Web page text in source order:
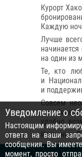
Курорт
Каждую
Лучше
на один из
Те, кто
и
и
Совсем
удобно,
Источник:
Уведомление о
Настоящим
ответа на ваши
сообщения. Вы
момент, просто